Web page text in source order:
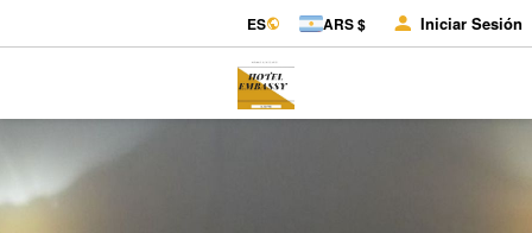
ES ARS $ Iniciar Sesión